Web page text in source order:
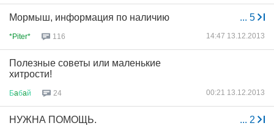
... 5
Мормыш, информация по наличию
*Piter* 116 14:47 13.12.2013
Полезные советы или маленькие
хитрости!
Бaбaй 24 00:21 13.12.2013
... 2
НУЖНА ПОМОЩЬ.